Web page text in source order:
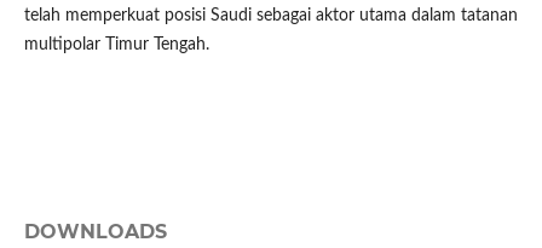
telah memperkuat posisi Saudi sebagai aktor utama dalam tatanan
multipolar Timur Tengah.
DOWNLOADS